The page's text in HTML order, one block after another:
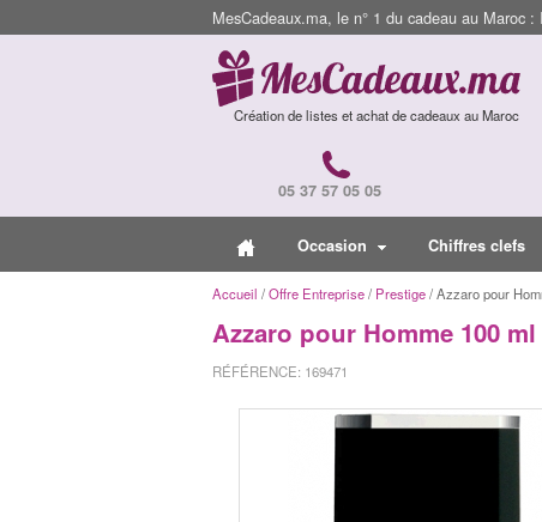
MesCadeaux.ma, le n° 1 du cadeau au Maroc
Création de listes et achat de cadeaux au Maroc
05 37 57 05 05
Occasion Chiffres clefs
Accueil /Offre Entreprise/ Prestige/ Azzaro pour
Azzaro pour Homme 100 ml
RÉFÉRENCE: 169471